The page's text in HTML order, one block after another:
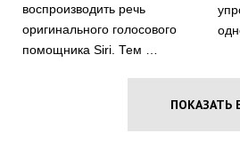
воспроизводить речь
оригинального голосового
помощника Siri. Тем …
ПОКАЗАТЬ